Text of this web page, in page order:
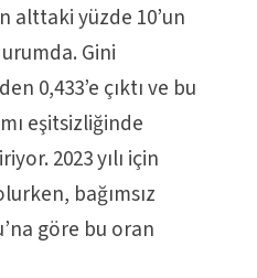
alttaki yüzde 10’un
Gini
0,433’e çıktı ve bu
eşitsizliğinde
2023 yılı için
bağımsız
göre bu oran